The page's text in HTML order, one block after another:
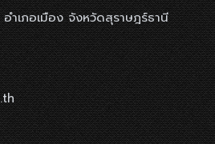
ำเภอเมือง จังหวัดสุราษฎร์ธานี